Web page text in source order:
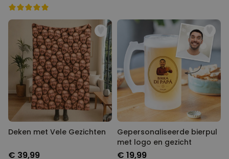
Deken met Vele Gezichten
€ 39,99
Gepersonaliseerde bierpul
met logo en gezicht
€ 19,99